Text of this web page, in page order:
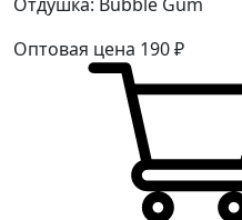
Оптовая цена 190₽